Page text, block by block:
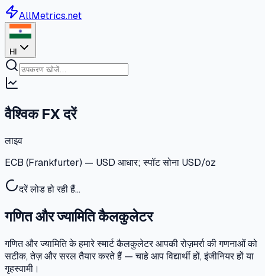
AllMetrics.net
HI
वैश्विक FX दरें
लाइव
ECB (Frankfurter) — USD आधार; स्पॉट सोना USD/oz
दरें लोड हो रही हैं…
गणित और ज्यामिति कैलकुलेटर
गणित और ज्यामिति के हमारे स्मार्ट कैलकुलेटर आपकी रोज़मर्रा की गणनाओं को
सटीक, तेज़ और सरल तैयार करते हैं — चाहे आप विद्यार्थी हों, इंजीनियर हों या
गृहस्वामी।